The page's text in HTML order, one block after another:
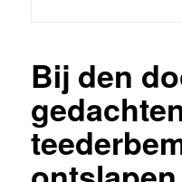
Bij den